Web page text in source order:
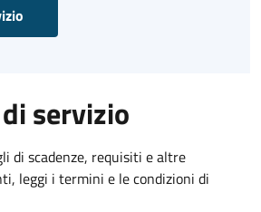
servizio
di scadenze, requisiti e altre
leggi i termini e le condizioni di